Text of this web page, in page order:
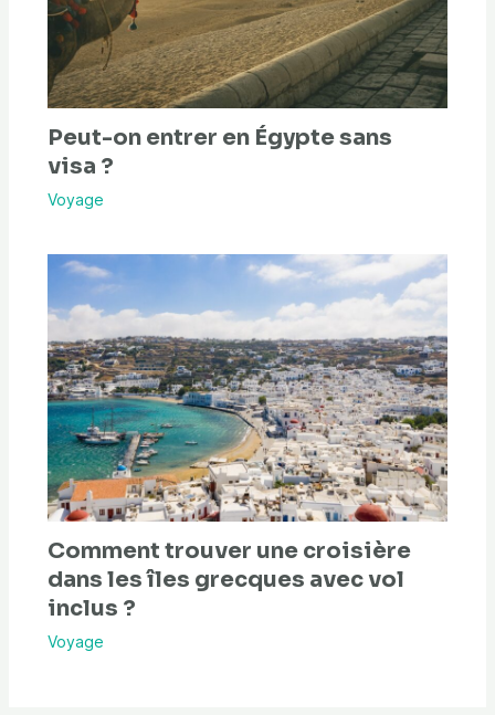
Peut-on entrer en Égypte sans
visa ?
Voyage
Comment trouver une croisière
dans les îles grecques avec vol
inclus ?
Voyage